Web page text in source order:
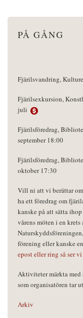
PÅ GÅNG
Fjärilsvandring,
Fjärilsexkursion,
juli
Fjärilsföredrag,
september 18:00
Fjärilsföredrag,
oktober 17:30
Vill ni att vi berättar
ha ett föredrag om
kanske på att sätta
vårens möten i en krets
förening eller kanske
epost eller ring så ser
Aktiviteter märkta med
som organisatören tar
Arkiv